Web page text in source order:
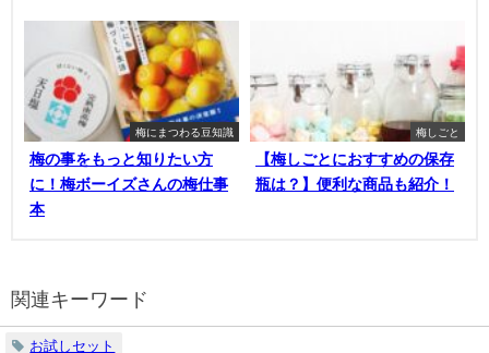
梅にまつわる豆知識
梅の事をもっと知りたい方
に！梅ボーイズさんの梅仕事
本
梅しごと
【梅しごとにおすすめの保存
瓶は？】便利な商品も紹介！
関連キーワード
お試しセット